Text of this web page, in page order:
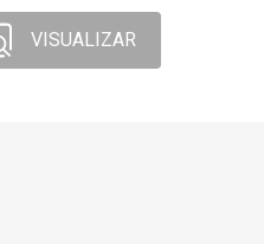
VISUALIZAR